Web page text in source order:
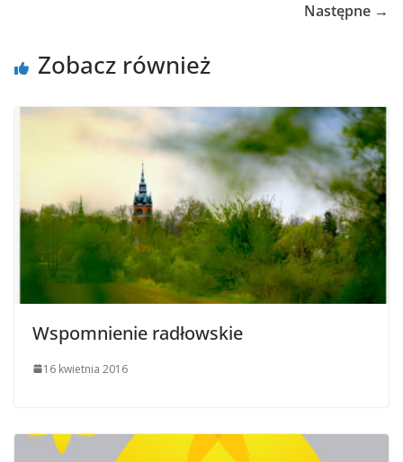
Następne →
Zobacz również
Wspomnienie radłowskie
16 kwietnia 2016